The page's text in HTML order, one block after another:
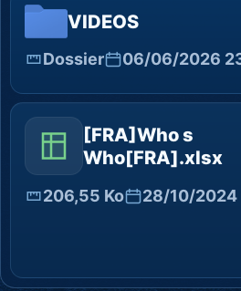
VIDEOS
Dossier 06/06/2026
[FRA]Who s
Who[FRA].xlsx
206,55 Ko 28/10/2024